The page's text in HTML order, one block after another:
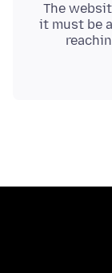
The
it must be